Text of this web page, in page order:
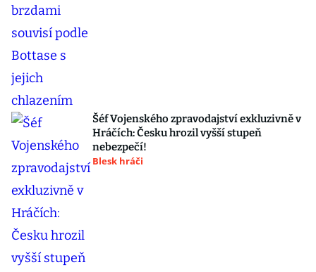
Šéf Vojenského zpravodajství exkluzivně v
Hráčích: Česku hrozil vyšší stupeň
nebezpečí!
Blesk hráči